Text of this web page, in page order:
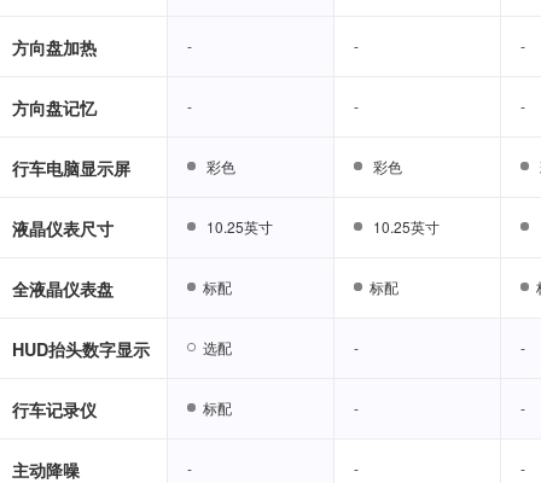
方向盘加热 - - -
方向盘记忆 - - -
行车电脑显示屏 彩色 彩色
液晶仪表尺寸 10.25英寸 10.25英寸
全液晶仪表盘 标配 标配
HUD抬头数字显示 选配 - -
行车记录仪 标配 - -
主动降噪 - - -
- - -
- - -
彩色 彩色
10.25英寸 10.25英寸
标配 标配
选配 - -
标配 - -
- - -